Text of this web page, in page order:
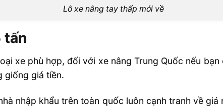
Lô xe nâng tay thấp mới về
tấn
xe phù hợp, đối với xe nâng Trung Quốc nếu
giống giá tiền.
nhập khẩu trên toàn quốc luôn cạnh tranh về giá